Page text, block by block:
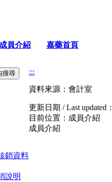
成員介紹 嘉藥首頁
搜尋
銷資料
說明
:::
資料來源：會計室
更新日期 / Last updated
目前位置： 成員介紹
成員介紹